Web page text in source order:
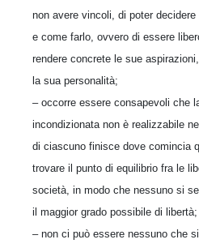
non avere vincoli, di poter
e come farlo, ovvero di essere
rendere concrete le sue
la sua personalità;
– occorre essere consapevoli che
incondizionata non è realizzabile
di ciascuno finisce dove comincia
trovare il punto di equilibrio fra le
società, in modo che nessuno si
il maggior grado possibile di libertà;
– non ci può essere nessuno che